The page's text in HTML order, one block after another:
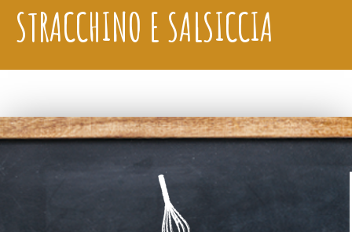
STRACCHINO E SALSICCIA